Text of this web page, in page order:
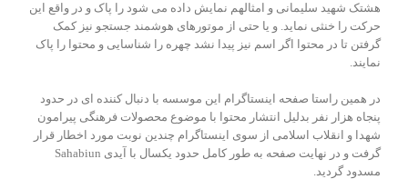
هشتک شهید سلیمانی و امثالهم نمایش داده می شود را پاک و در واقع این
حرکت را خنثی نماید. و یا حتی از موتورهای هوشمند جستجو نیز کمک
گرفتن تا در محتوا اگر اسم نیز پیدا نشد چهره را شناسایی و محتوا را پاک
نمایند.
در همین راستا صفحه اینستاگرام این موسسه با دنبال کننده ای در حدود
پنجاه هزار نفر بدلیل انتشار محتوا با موضوع محصولات فرهنگی پیرامون
شهدا و انقلاب اسلامی از سوی اینستاگرام چندین نوبت مورد اخطار قرار
گرفت و در نهایت صفحه به طور کامل حدود یکسال با آیدی Sahabiun
مسدود گردید.